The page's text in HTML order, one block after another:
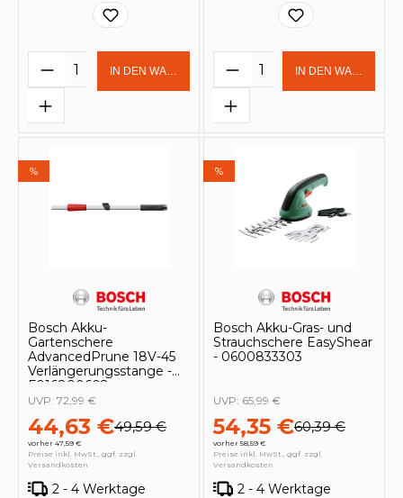
Produkt Anzahl: Gib den
IN DEN WARENKORB Produkt Anzahl:
IN DEN
%
Bosch Akku-
Gartenschere
AdvancedPrune 18V-45
Verlängerungsstange -
F016800602
44,63 €49,59 €
vorher 47,59 €
UVP: 72,99 €
Preise inkl. MwSt., ggf. zzgl.
Versandkosten
2 - 4 Werktage
%
Bosch Akku-Gras- und
Strauchschere EasyShear
- 0600833303
54,35 €60,39 €
vorher 58,59 €
UVP: 65,99 €
Preise inkl. MwSt., ggf. zzgl.
Versandkosten
2 - 4 Werktage